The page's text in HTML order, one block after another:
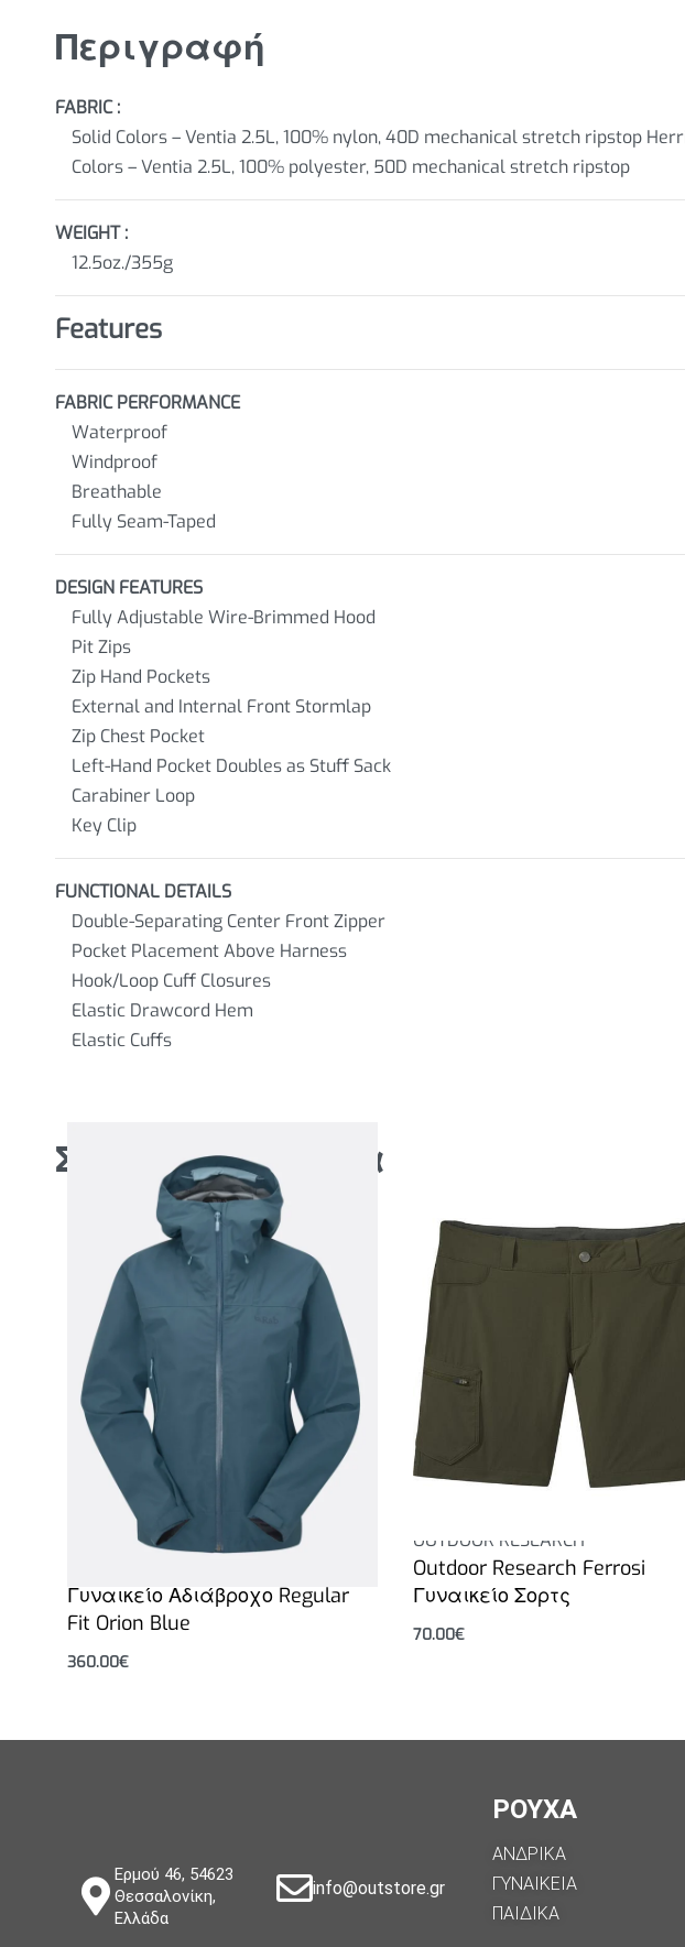
Περιγραφή
FABRIC :
Solid Colors – Ventia 2.5L, 100% nylon, 40D mechanical stretch ripstop
Colors – Ventia 2.5L, 100% polyester, 50D mechanical stretch ripstop
WEIGHT :
12.5oz./355g
Features
FABRIC PERFORMANCE
Waterproof
Windproof
Breathable
Fully Seam-Taped
DESIGN FEATURES
Fully Adjustable Wire-Brimmed Hood
Pit Zips
Zip Hand Pockets
External and Internal Front Stormlap
Zip Chest Pocket
Left-Hand Pocket Doubles as Stuff Sack
Carabiner Loop
Key Clip
FUNCTIONAL DETAILS
Double-Separating Center Front Zipper
Pocket Placement Above Harness
Hook/Loop Cuff Closures
Elastic Drawcord Hem
Elastic Cuffs
Σχετικά προϊόντα
Γυναικείο Αδιάβροχο Regular
Fit Orion Blue
360.00€
OUTDOOR RESEARCH
Outdoor Research Ferrosi
Γυναικείο Σορτς
70.00€
Ερμού 46, 54623
Θεσσαλονίκη,
Ελλάδα
info@outstore.gr
ΡΟΥΧΑ
ΑΝΔΡΙΚΑ
ΓΥΝΑΙΚΕΙΑ
ΠΑΙΔΙΚΑ